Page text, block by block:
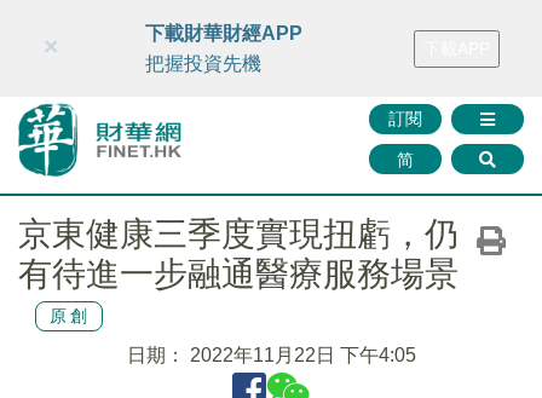
財華智庫網 FINTV FINMETA 財華證券 媒體矩陣
訂閱
简
×
下載財華財經APP
把握投資先機
京東健康三季度實現扭虧，仍
有待進一步融通醫療服務場景
原創
日期： 2022年11月22日 下午4:05